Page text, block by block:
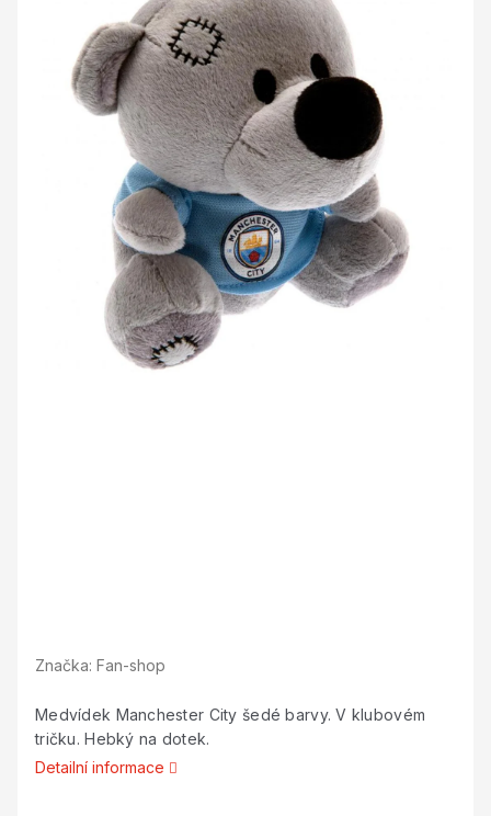
Značka: Fan-shop
Medvídek Manchester City šedé barvy. V klubovém
tričku. Hebký na dotek.
Detailní informace